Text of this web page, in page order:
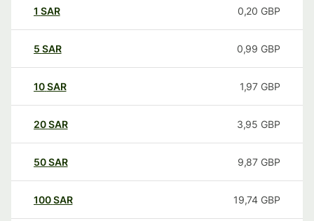
1 SAR 0,20 GBP
5 SAR 0,99 GBP
10SAR 1,97 GBP
20SAR 3,95 GBP
50SAR 9,87 GBP
100SAR 19,74 GBP